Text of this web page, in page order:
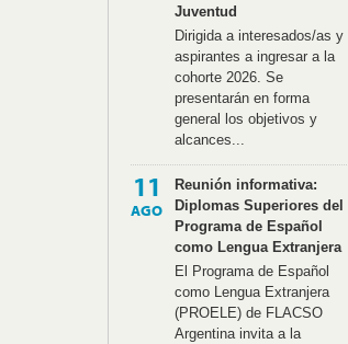
Juventud
Dirigida a interesados/as y
aspirantes a ingresar a la
cohorte 2026. Se
presentarán en forma
general los objetivos y
alcances...
11
AGO
Reunión informativa:
Diplomas Superiores del
Programa de Español
como Lengua Extranjera
El Programa de Español
como Lengua Extranjera
(PROELE) de FLACSO
Argentina invita a la